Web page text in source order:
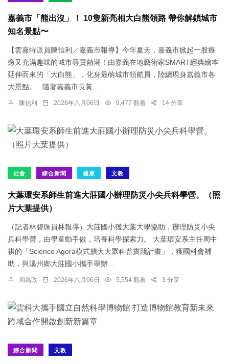
嘉義市「熊出沒」！ 10隻新亮相大白熊領路 帶你解鎖城市
知名景點〜
【雲嘉特派員陳信利／嘉義市報導】今年夏天，嘉義市掀起一股療
癒又充滿趣味的城市尋寶熱潮！由嘉義在地藝術家SMART經典繪本
延伸而來的「大白熊」，化身最萌城市領航員，陸續現身嘉義市各
大景點。 隨著嘉義市長黃...
陳信利 2026年八月06日 9,477 觀看 14 分享
社會 綜合新聞 健康 文教
大葉環安系師生前進大莊國小辦理防災小尖兵科學營。（照
片大葉提供）
（記者林碧珠員林報導）大莊國小獲大葉大學協助，辦理防災小尖
兵科學營，由學童動手做，培養科學探索力。 大葉環安系主任周中
祺的「Science Agora模式擴大大眾科普實踐計畫」，獲國科會補
助，與溪州鄉大莊國小攜手舉辦...
周為政 2026年八月06日 5,554 觀看 3 分享
綜合新聞 文教